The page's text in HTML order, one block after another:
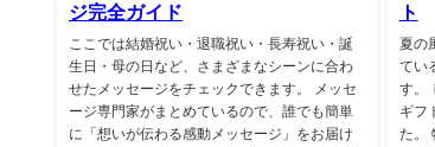
ジ完全ガイド
ここでは結婚祝い・退職祝い・長寿祝い・誕
生日・母の日など、さまざまなシーンに合わ
せたメッセージをチェックできます。 メッセ
ージ専門家がまとめているので、誰でも簡単
に「想いが伝わる感動メッセージ」をお届け
ト
夏の
てい
す。
ギフ
た。